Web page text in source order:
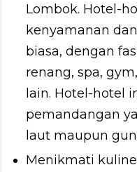
Lombok. Hotel-
kenyamanan
biasa, dengan
renang, spa,
lain. Hotel-hotel
pemandangan
laut maupun
Menikmati